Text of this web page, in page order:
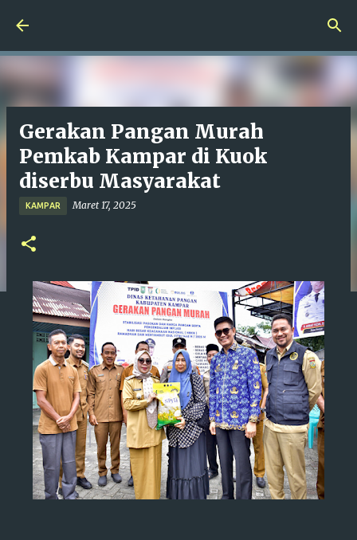
Gerakan Pangan Murah
Pemkab Kampar di Kuok
diserbu Masyarakat
KAMPAR Maret 17, 2025